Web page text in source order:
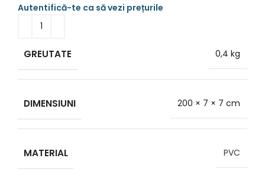
GREUTATE 0,4 kg
DIMENSIUNI 200 × 7 × 7 cm
MATERIAL PVC